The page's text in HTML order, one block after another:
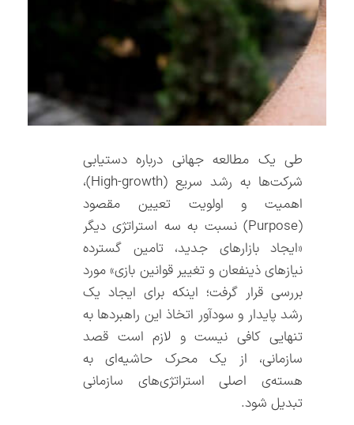
طی یک مطالعه جهانی درباره دستیابی
شرکت‌ها به رشد سریع (High-growth)،
اهمیت و اولویت تعیین مقصود
(Purpose) نسبت به سه استراتژی دیگر
«ایجاد بازارهای جدید، تامین گسترده
نیازهای ذینفعان و تغییر قوانین بازی» مورد
بررسی قرار گرفت؛ اینکه برای ایجاد یک
رشد پایدار و سودآور اتخاذ این راهبردها به
تنهایی کافی نیست و لازم است قصد
سازمانی، از یک محرک حاشیه‌ای به
هسته‌ی اصلی استراتژی‌های سازمانی
تبدیل شود.